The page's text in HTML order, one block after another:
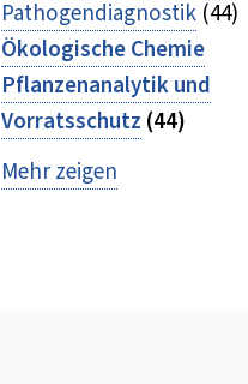
Pathogendiagnostik (44)
Ökologische Chemie
Pflanzenanalytik und
Vorratsschutz (44)
Mehr zeigen